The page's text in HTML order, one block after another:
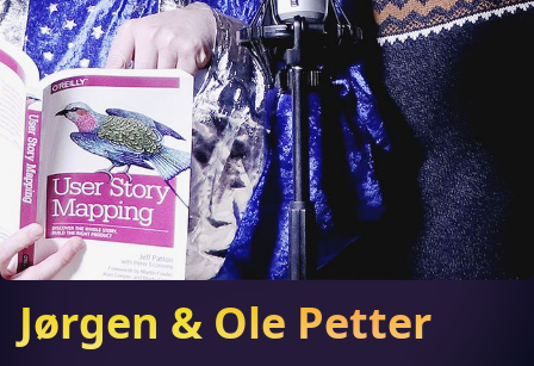
Jørgen & Ole Petter